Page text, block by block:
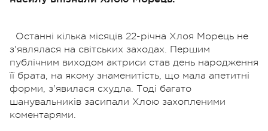
Останні кілька місяців 22-річна Хлоя Морець не
з'являлася на світських заходах. Першим
публічним виходом актриси став день народження
її брата, на якому знаменитість, що мала апетитні
форми, з'явилася схудла. Тоді багато
шанувальників засипали Хлою захопленими
коментарями.